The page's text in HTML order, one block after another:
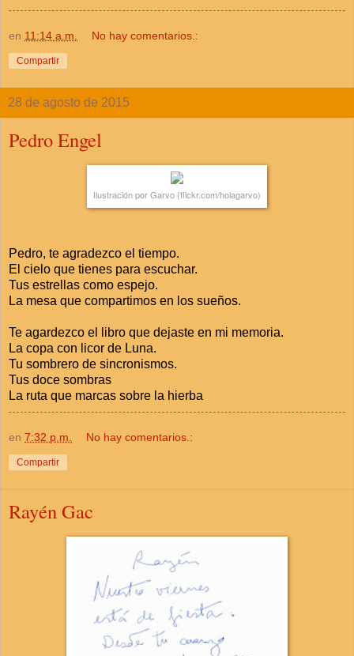
en 11:14 a.m. No hay comentarios.:
Compartir
28 de agosto de 2015
Pedro Engel
Ilustración por Garvo (flickr.com/holagarvo)
Pedro, te agradezco el tiempo.
El cielo que tienes para escuchar.
Tus estrellas como espejo.
La mesa que compartimos en los sueños.
Te agardezco el libro que dejaste en mi memoria.
La copa con licor de Luna.
Tu sombrero de sincronismos.
Tus doce sombras
La ruta que marcas sobre la hierba
en 7:32 p.m. No hay comentarios.:
Compartir
Rayén Gac